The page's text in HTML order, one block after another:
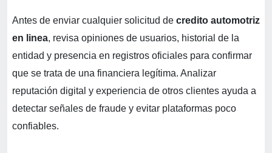
Antes de enviar cualquier solicitud de credito automotriz
en linea, revisa opiniones de usuarios, historial de la
entidad y presencia en registros oficiales para confirmar
que se trata de una financiera legítima. Analizar
reputación digital y experiencia de otros clientes ayuda a
detectar señales de fraude y evitar plataformas poco
confiables.